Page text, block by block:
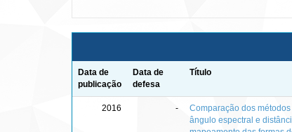
Data de
publicação
Data de
defesa
Título
2016 -
Comparação dos
ângulo espectral e